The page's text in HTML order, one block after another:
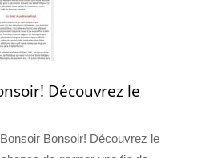
Découvrez le
Bonsoir! Découvrez le